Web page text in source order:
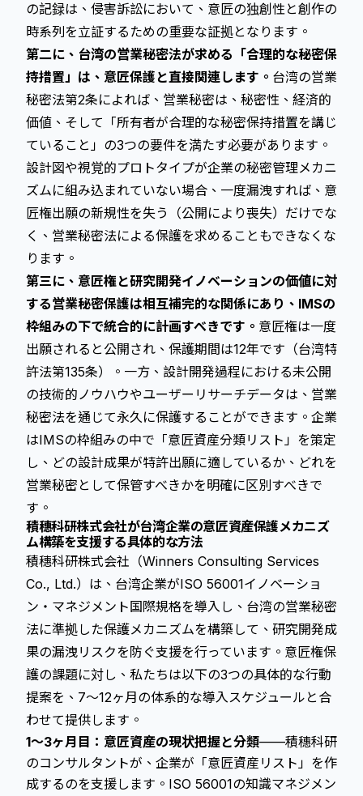
の記録は、侵害訴訟において、意匠の独創性と創作の
時系列を立証するための重要な証拠となります。
第二に、台湾の営業秘密法が求める「合理的な秘密保
持措置」は、意匠保護と直接関連します。 台湾の営業
秘密法第2条によれば、営業秘密は、秘密性、経済的
価値、そして「所有者が合理的な秘密保持措置を講じ
ていること」の3つの要件を満たす必要があります。
設計図や視覚的プロトタイプが企業の秘密管理メカニ
ズムに組み込まれていない場合、一度漏洩すれば、意
匠権出願の新規性を失う（公開により喪失）だけでな
く、営業秘密法による保護を求めることもできなくな
ります。
第三に、意匠権と研究開発イノベーションの価値に対
する営業秘密保護は相互補完的な関係にあり、IMSの
枠組みの下で統合的に計画すべきです。 意匠権は一度
出願されると公開され、保護期間は12年です（台湾特
許法第135条）。一方、設計開発過程における未公開
の技術的ノウハウやユーザーリサーチデータは、営業
秘密法を通じて永久に保護することができます。企業
はIMSの枠組みの中で「意匠資産分類リスト」を策定
し、どの設計成果が特許出願に適しているか、どれを
営業秘密として保管すべきかを明確に区別すべきで
す。
積穗科研株式会社が台湾企業の意匠資産保護メカニズ
ム構築を支援する具体的な方法
積穗科研株式会社（Winners Consulting Services
Co., Ltd.）は、台湾企業がISO 56001イノベーショ
ン・マネジメント国際規格を導入し、台湾の営業秘密
法に準拠した保護メカニズムを構築して、研究開発成
果の漏洩リスクを防ぐ支援を行っています。意匠権保
護の課題に対し、私たちは以下の3つの具体的な行動
提案を、7～12ヶ月の体系的な導入スケジュールと合
わせて提供します。
1～3ヶ月目：意匠資産の現状把握と分類——積穗科研
のコンサルタントが、企業が「意匠資産リスト」を作
成するのを支援します。ISO 56001の知識マネジメン